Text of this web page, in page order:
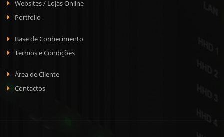
Websites / Lojas Online
Portfolio
Base de Conhecimento
Termos e Condições
Área de Cliente
Contactos